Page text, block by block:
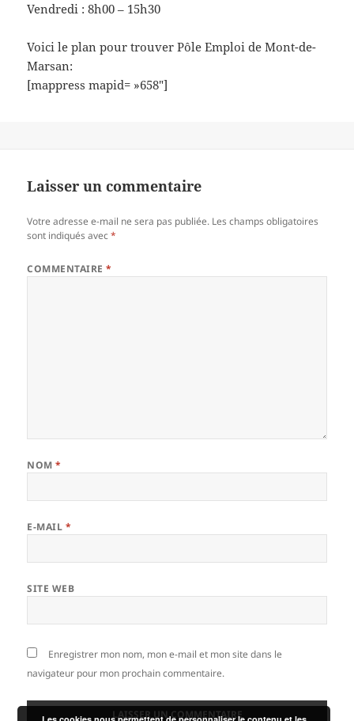
Vendredi : 8h00 – 15h30
Voici le plan pour trouver Pôle Emploi de Mont-de-
Marsan:
[mappress mapid= »658″]
Laisser un commentaire
Votre adresse e-mail ne sera pas publiée. Les champs obligatoires
sont indiqués avec*
COMMENTAIRE*
NOM*
E-MAIL *
SITE WEB
Enregistrer mon nom, mon e-mail et mon site dans le
navigateur pour mon prochain commentaire.